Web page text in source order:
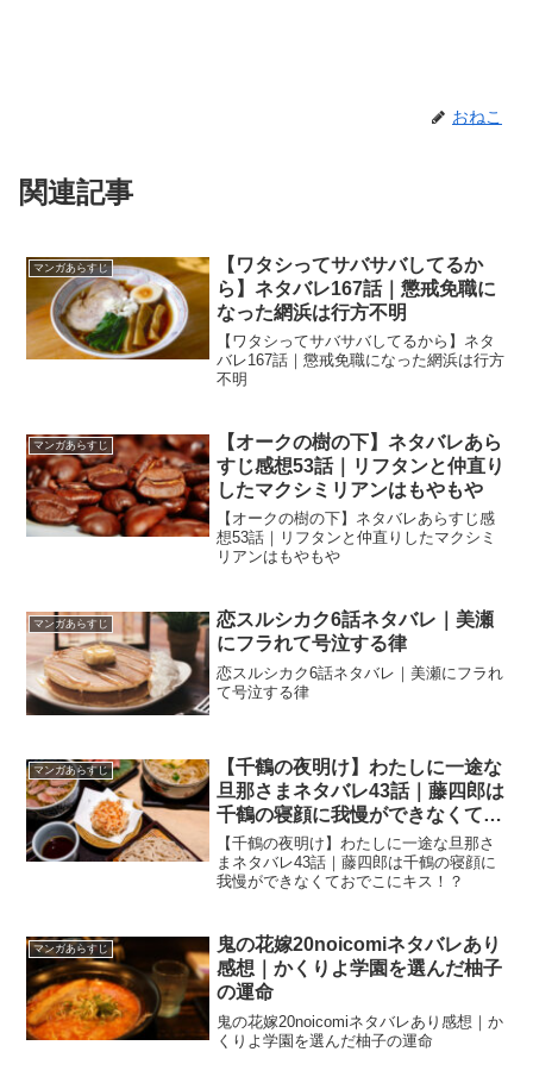
おねこ
関連記事
マンガあらすじ
【ワタシってサバサバしてるか
ら】ネタバレ167話｜懲戒免職に
なった網浜は行方不明
【ワタシってサバサバしてるから】ネタ
バレ167話｜懲戒免職になった網浜は行方
不明
マンガあらすじ
【オークの樹の下】ネタバレあら
すじ感想53話｜リフタンと仲直り
したマクシミリアンはもやもや
【オークの樹の下】ネタバレあらすじ感
想53話｜リフタンと仲直りしたマクシミ
リアンはもやもや
マンガあらすじ
恋スルシカク6話ネタバレ｜美瀬
にフラれて号泣する律
恋スルシカク6話ネタバレ｜美瀬にフラれ
て号泣する律
マンガあらすじ
【千鶴の夜明け】わたしに一途な
旦那さまネタバレ43話｜藤四郎は
千鶴の寝顔に我慢ができなくてお
でこにキス！？
【千鶴の夜明け】わたしに一途な旦那さ
まネタバレ43話｜藤四郎は千鶴の寝顔に
我慢ができなくておでこにキス！？
マンガあらすじ
鬼の花嫁20noicomiネタバレあり
感想｜かくりよ学園を選んだ柚子
の運命
鬼の花嫁20noicomiネタバレあり感想｜か
くりよ学園を選んだ柚子の運命